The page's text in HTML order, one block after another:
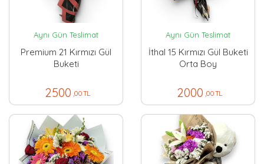
Aynı Gün Teslimat
Premium 21 Kırmızı Gül
Buketi
2500 ,00 TL
Aynı Gün Teslimat
İthal 15 Kırmızı Gül Buketi
Orta Boy
2000 ,00 TL